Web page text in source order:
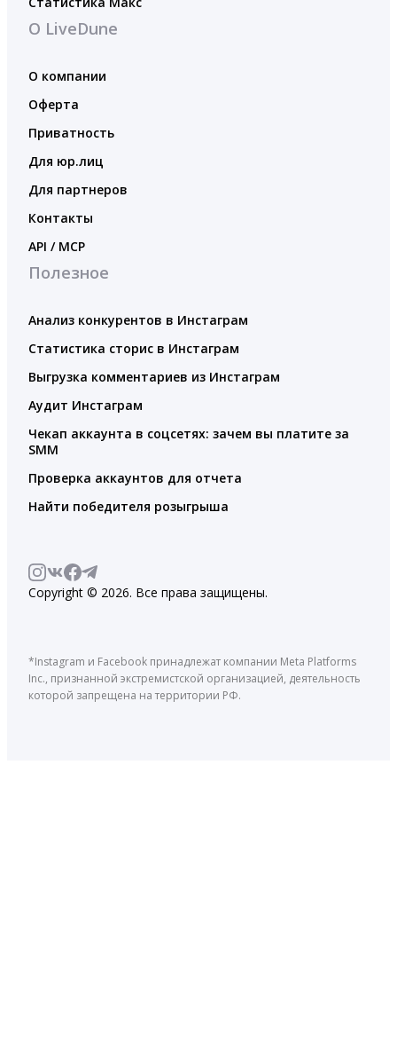
О LiveDune
О компании
Оферта
Приватность
Для юр.лиц
Для партнеров
Контакты
API / MCP
Полезное
Анализ конкурентов в Инстаграм
Статистика сторис в Инстаграм
Выгрузка комментариев из Инстаграм
Аудит Инстаграм
Чекап аккаунта в соцсетях: зачем вы платите за
SMM
Проверка аккаунтов для отчета
Найти победителя розыгрыша
Copyright © 2026. Все права защищены.
*Instagram и Facebook принадлежат компании Meta Platforms
Inc., признанной экстремистской организацией, деятельность
которой запрещена на территории РФ.